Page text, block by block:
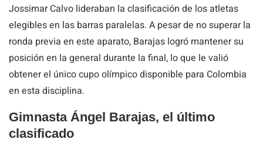
Jossimar Calvo lideraban la clasificación de los atletas
elegibles en las barras paralelas. A pesar de no superar la
ronda previa en este aparato, Barajas logró mantener su
posición en la general durante la final, lo que le valió
obtener el único cupo olímpico disponible para Colombia
en esta disciplina.
Gimnasta Ángel Barajas, el último
clasificado